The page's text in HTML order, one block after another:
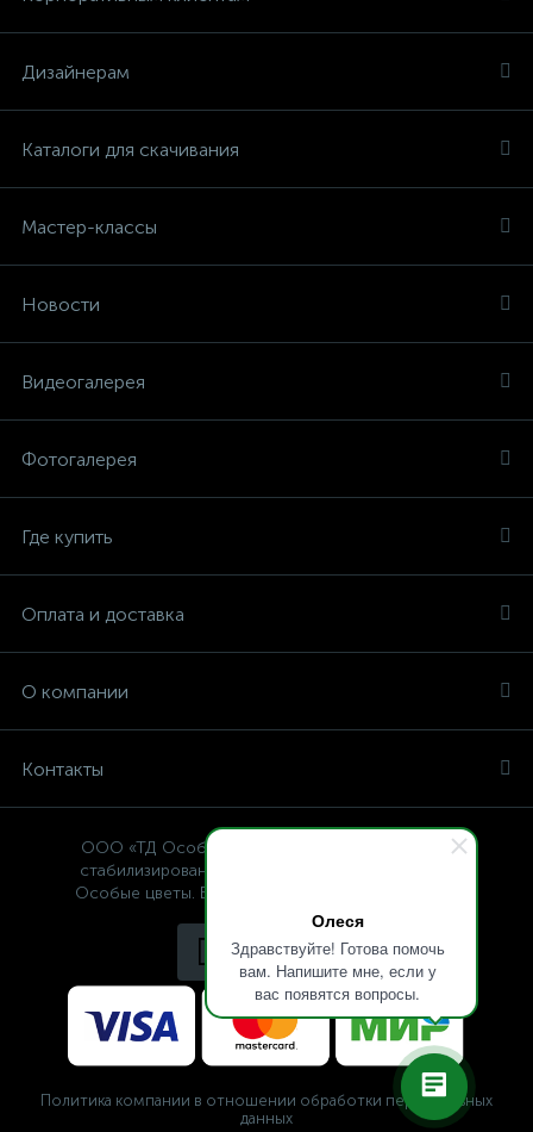
Олеся
Здравствуйте! Готова помочь
вам. Напишите мне, если у
вас появятся вопросы.
Дизайнерам
Каталоги для скачивания
Мастер-классы
Новости
Видеогалерея
Фотогалерея
Где купить
Оплата и доставка
О компании
Контакты
ООО «ТД Особые цветы» — интернет-магазин
стабилизированных растений, © Specialflowers
Особые цветы. Все права защищены 2009-2025.
Политика компании в отношении обработки персональных
данных